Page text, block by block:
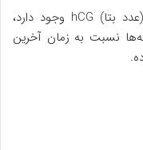
به‌طورکلی تغییرات گسترده‌ای در سطوح (عدد بتا) hCG وجود دارد،
نسبت به زمان آخرین